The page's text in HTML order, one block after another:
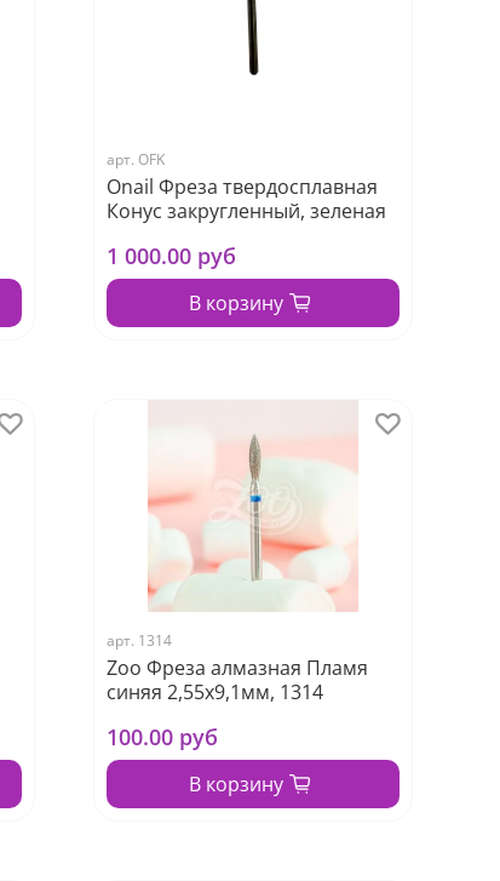
арт. OFK
Onail Фреза твердосплавная
Конус закругленный, зеленая
1 000.00 руб
В корзину
арт. 1314
Zoo Фреза алмазная Пламя
синяя 2,55х9,1мм, 1314
100.00 руб
В корзину